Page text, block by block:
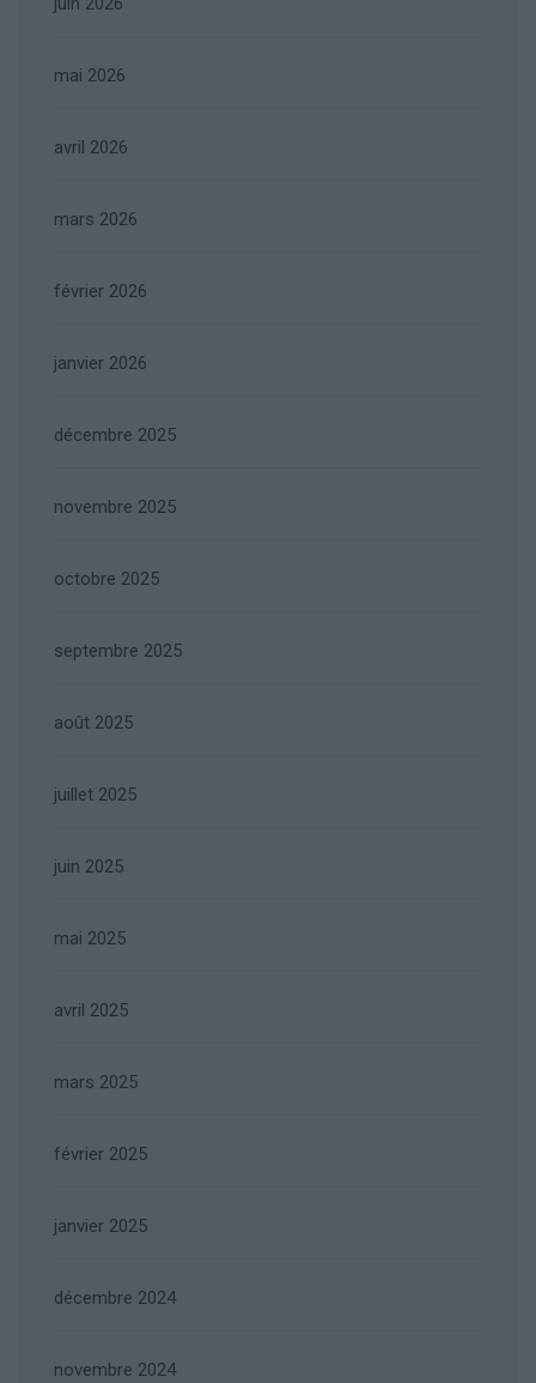
mai 2026
avril 2026
mars 2026
février 2026
janvier 2026
décembre 2025
novembre 2025
octobre 2025
septembre 2025
août 2025
juillet 2025
juin 2025
mai 2025
avril 2025
mars 2025
février 2025
janvier 2025
décembre 2024
novembre 2024